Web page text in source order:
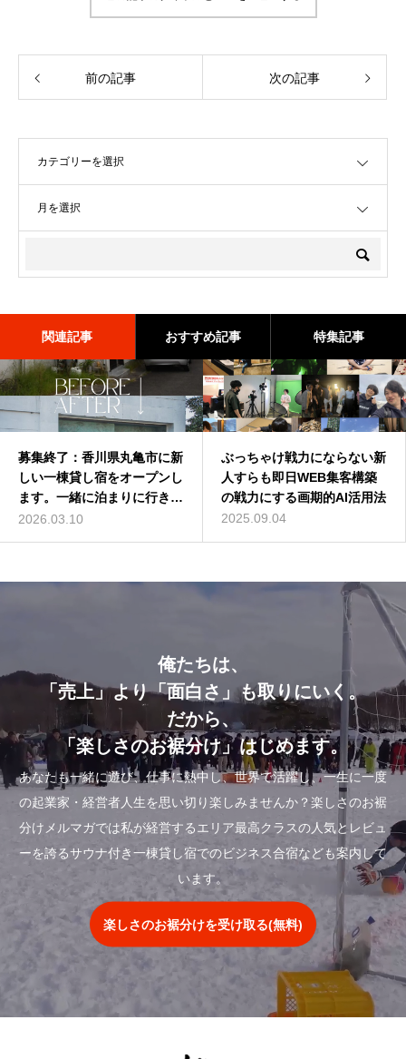
前の記事 次の記事
関連記事 おすすめ記事 特集記事
募集終了：香川県丸亀市に新
しい一棟貸し宿をオープンし
ます。一緒に泊まりに行きま
せんか？
2026.03.10
ぶっちゃけ戦力にならない新
人すらも即日WEB集客構築
の戦力にする画期的AI活用法
2025.09.04
バターコーヒーは効果なし？
バターコーヒーの世界一簡単
な作り方を動画解説
2016.07.13
深作浩一郎(ふかさくこうい
ちろう)とは誰？自己紹介し
てみた
2014.01.01
俺たちは、
「売上」より「面白さ」も取りにいく。
だから、
「楽しさのお裾分け」はじめます。
あなたも一緒に遊び、仕事に熱中し、世界で活躍し、一生に一度
の起業家・経営者人生を思い切り楽しみませんか？楽しさのお裾
分けメルマガでは私が経営するエリア最高クラスの人気とレビュ
ーを誇るサウナ付き一棟貸し宿でのビジネス合宿なども案内して
います。
楽しさのお裾分けを受け取る(無料)